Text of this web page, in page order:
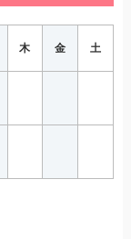
木 金 土